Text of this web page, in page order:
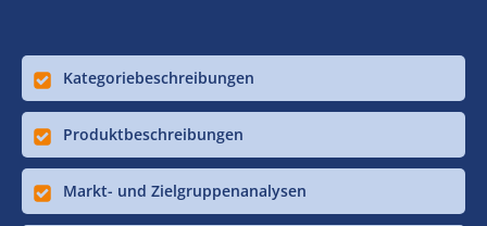
Kategoriebeschreibungen
Produktbeschreibungen
Markt- und Zielgruppenanalysen